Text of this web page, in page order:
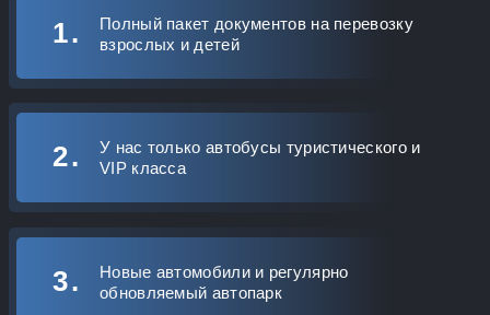
Полный пакет документов на перевозку
взрослых и детей
У нас только автобусы туристического и
VIP класса
Новые автомобили и регулярно
обновляемый автопарк